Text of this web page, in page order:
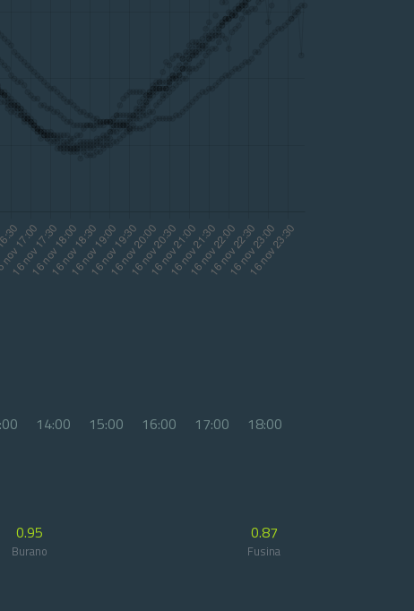
14:00 15:00 16:00 17:00
18:00
0.95
Burano
0.87
Fusina